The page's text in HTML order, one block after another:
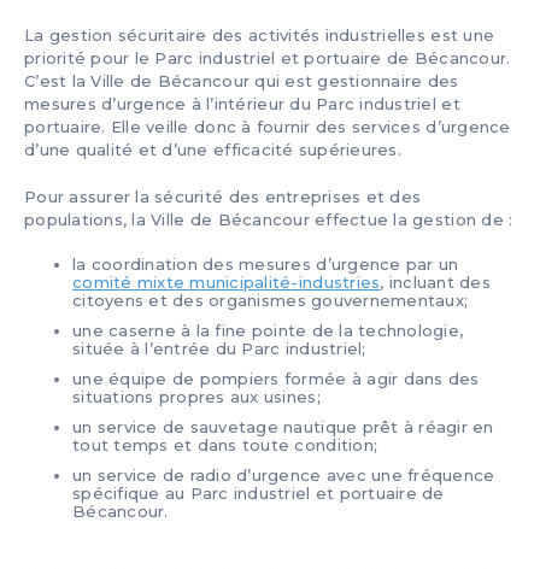
DÉBARDAGE
CONDITIONS DE NAVIGATION
HORIZON BÉCANCOUR
CERTIFICATION
CARRIÈRE
PUBLICATIONS
NOUS JOINDRE
ENGLISH
La gestion sécuritaire des activités industrielles est une
priorité pour le Parc industriel et portuaire de Bécancour.
C’est la Ville de Bécancour qui est gestionnaire des
mesures d’urgence à l’intérieur du Parc industriel et
portuaire. Elle veille donc à fournir des services d’urgence
d’une qualité et d’une efficacité supérieures.
Pour assurer la sécurité des entreprises et des
populations, la Ville de Bécancour effectue la gestion de :
la coordination des mesures d’urgence par un
comité mixte municipalité-industries, incluant des
citoyens et des organismes gouvernementaux;
une caserne à la fine pointe de la technologie,
située à l’entrée du Parc industriel;
une équipe de pompiers formée à agir dans des
situations propres aux usines;
un service de sauvetage nautique prêt à réagir en
tout temps et dans toute condition;
un service de radio d’urgence avec une fréquence
spécifique au Parc industriel et portuaire de
Bécancour.